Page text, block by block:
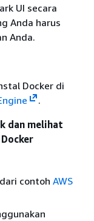
UI secara
Anda harus
Anda.
Docker di
.
dan melihat
dari contoh AWS